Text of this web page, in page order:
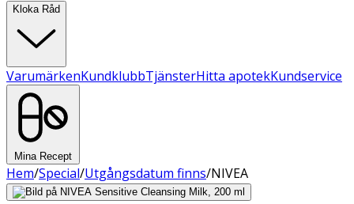
Kloka Råd
VarumärkenKundklubbTjänsterHitta apotekKundservice
Mina Recept
Hem/Special/Utgångsdatum finns/NIVEA